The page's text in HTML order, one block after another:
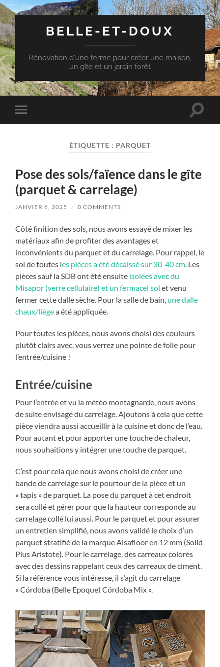
BELLE-ET-DOUX
Rénovation d'une ferme pour créer une maison,
un gîte et un jardin forêt
Toggle
mobile
Toggle
ÉTIQUETTE : PARQUET
Pose des sols/faïence dans le gîte
(parquet & carrelage)
JANVIER 6, 2025 / 0 COMMENTS
Côté finition des sols, nous avons essayé de mixer les
matériaux afin de profiter des avantages et
inconvénients du parquet et du carrelage. Pour rappel, le
sol de toutes les pièces a été décaissé sur 30-40 cm. Les
pièces sauf la SDB ont été ensuite isolées avec du
Misapor (verre cellulaire) et un fermacel sol et venu
fermer cette dalle sèche. Pour la salle de bain, une dalle
chaux/liègea été appliquée.
Pour toutes les pièces, nous avons choisi des couleurs
plutôt clairs avec, vous verrez une pointe de folie pour
l’entrée/cuisine !
Entrée/cuisine
Pour l’entrée et vu la météo montagnarde, nous avons
de suite envisagé du carrelage. Ajoutons à cela que cette
pièce viendra aussi accueillir à la cuisine et donc de l’eau.
Pour autant et pour apporter une touche de chaleur,
nous souhaitions y intégrer une touche de parquet.
C’est pour cela que nous avons choisi de créer une
bande de carrelage sur le pourtour de la pièce et un
« tapis » de parquet. La pose du parquet à cet endroit
sera collé et gérer pour que la hauteur corresponde au
carrelage collé lui aussi. Pour le parquet et pour assurer
un entretien simplifié, nous avons validé le choix d’un
parquet stratifié de la marque Alsafloor en 12 mm (Solid
Plus Aristote). Pour le carrelage, des carreaux colorés
avec des dessins rappelant ceux des carreaux de ciment.
Si la référence vous intéresse, il s’agit du carrelage
« Córdoba (Belle Epoque) Córdoba Mix ».